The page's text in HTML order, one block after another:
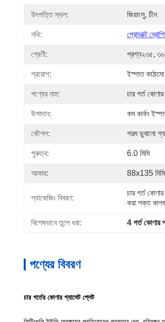
উৎপত্তি স্থল: জিয়াংসু, চীন
নথি: প্রোডাক্ট
শ্রেণী: প্রশ্ন২৩৫,
প্রয়োগ: ইস্পাত
পণ্যের নাম: চার গর্ত
উপাদান: কম কার্বন
কৌশল: গরম ডুবানো
পুরুত্ব: 6.0 মিমি
আকার: 88x135 মিমি
প্যাকেজিং বিবরণ:
চার গর্ত
করা শক্ত
বিশেষভাবে তুলে ধরা: 4 গর্ত কোণার
পণ্যের বিবরণ
চার গর্তের কোণার গ্যাসেট প্লেট